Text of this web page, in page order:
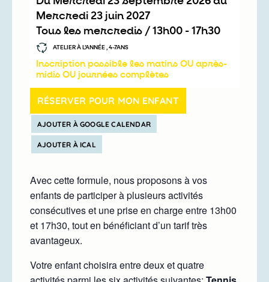
mercredi 23 juin 2027
Tous les mercredis / 13h00 - 17h30
ATELIER À L’ANNÉE , 4-7ANS
Inscription possible les matins OU après-
midis OU journées complètes
RÉSERVER POUR MON ENFANT
AJOUTER À GOOGLE CALENDAR
AJOUTER À ICAL
Avec cette formule, nous proposons à vos
enfants de participer à plusieurs activités
consécutives et une prise en charge entre 13h00
et 17h30, tout en bénéficiant d’un tarif très
avantageux.
Votre enfant choisira entre deux et quatre